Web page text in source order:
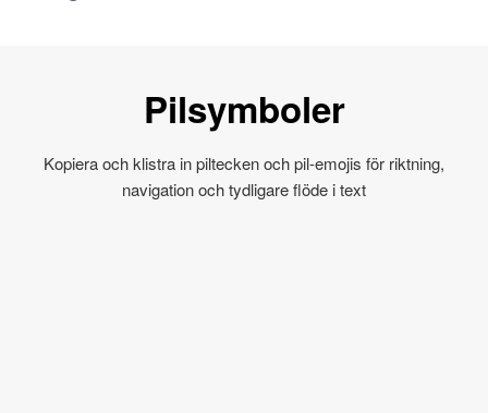
Pilsymboler
Kopiera och klistra in piltecken och pil-emojis för riktning,
navigation och tydligare flöde i text